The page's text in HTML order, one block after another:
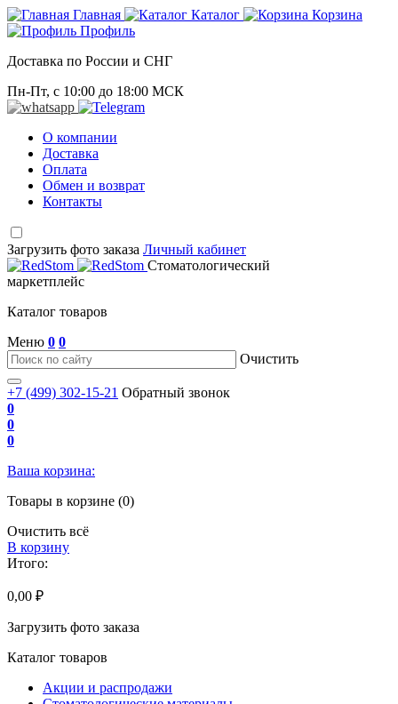
Главная Каталог
Корзина
Профиль
Доставка по России и СНГ
Пн-Пт, с 10:00 до 18:00 МСК
О компании
Доставка
Оплата
Обмен и возврат
Контакты
Загрузить фото заказа Личный кабинет
Стоматологический
маркетплейс
Каталог товаров
Меню 0 0
Очистить
+7 (499) 302-15-21 Обратный звонок
0
0
0
Ваша корзина:
Товары в корзине (0)
Очистить всё
В корзину
Итого:
0,00 ₽
Загрузить фото заказа
Каталог товаров
Акции и распродажи